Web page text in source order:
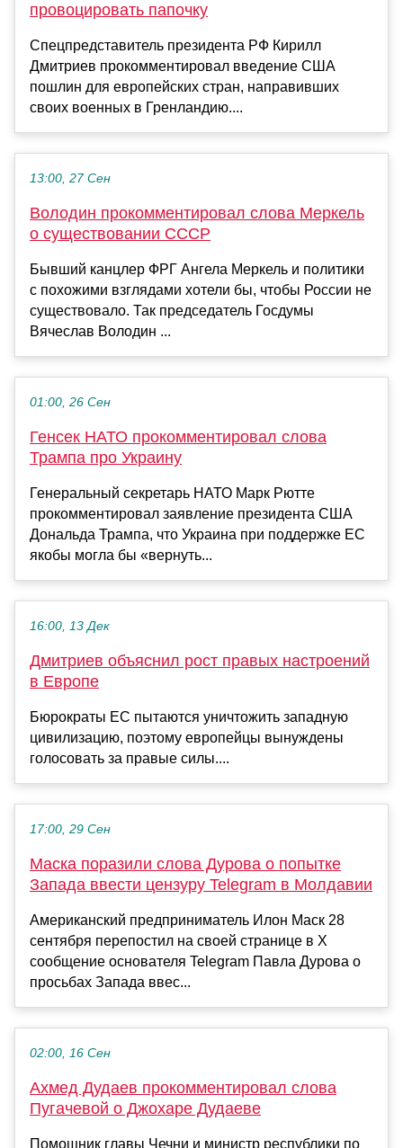
провоцировать папочку
Спецпредставитель президента РФ Кирилл
Дмитриев прокомментировал введение США
пошлин для европейских стран, направивших
своих военных в Гренландию....
13:00, 27 Сен
Володин прокомментировал слова Меркель
о существовании СССР
Бывший канцлер ФРГ Ангела Меркель и политики
с похожими взглядами хотели бы, чтобы России не
существовало. Так председатель Госдумы
Вячеслав Володин ...
01:00, 26 Сен
Генсек НАТО прокомментировал слова
Трампа про Украину
Генеральный секретарь НАТО Марк Рютте
прокомментировал заявление президента США
Дональда Трампа, что Украина при поддержке ЕС
якобы могла бы «вернуть...
16:00, 13 Дек
Дмитриев объяснил рост правых настроений
в Европе
Бюрократы ЕС пытаются уничтожить западную
цивилизацию, поэтому европейцы вынуждены
голосовать за правые силы....
17:00, 29 Сен
Маска поразили слова Дурова о попытке
Запада ввести цензуру Telegram в Молдавии
Американский предприниматель Илон Маск 28
сентября перепостил на своей странице в X
сообщение основателя Telegram Павла Дурова о
просьбах Запада ввес...
02:00, 16 Сен
Ахмед Дудаев прокомментировал слова
Пугачевой о Джохаре Дудаеве
Помощник главы Чечни и министр республики по